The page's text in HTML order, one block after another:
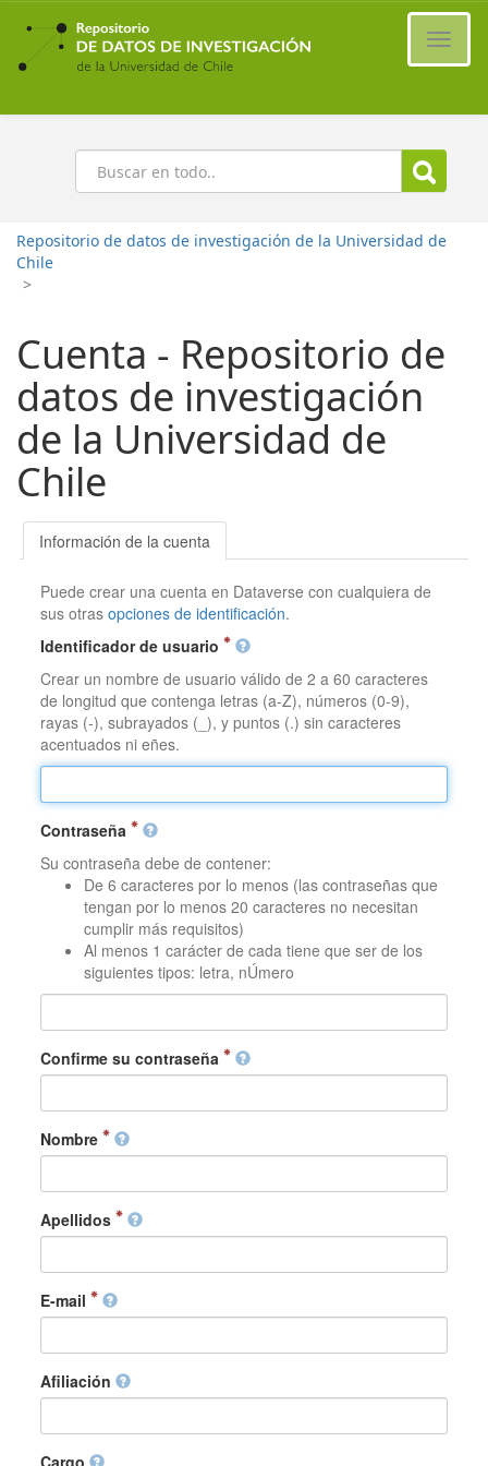
Ir
contenido
principal
Buscar
Repositorio de datos de investigación de la Universidad de
Chile
>
Cuenta - Repositorio de
datos de investigación
de la Universidad de
Chile
Información de la cuenta
Puede crear una cuenta en Dataverse con cualquiera de
sus otrasopciones de identificación.
Identificador de usuario
Crear un nombre de usuario válido de 2 a 60 caracteres
de longitud que contenga letras (a-Z), números (0-9),
rayas (-), subrayados (_), y puntos (.) sin caracteres
acentuados ni eñes.
Contraseña
Su contraseña debe de contener:
De 6 caracteres por lo menos (las contraseñas que
tengan por lo menos 20 caracteres no necesitan
cumplir más requisitos)
Al menos 1 carácter de cada tiene que ser de los
siguientes tipos: letra, nÚmero
Confirme su contraseña
Nombre
Apellidos
E-mail
Afiliación
Cargo